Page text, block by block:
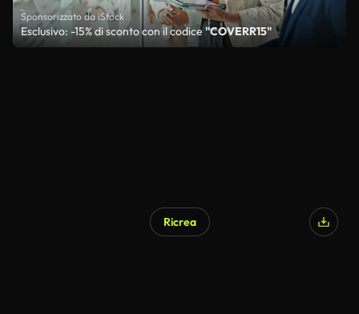
Sponsorizzato da iStock
Esclusivo: -15% di sconto con il codice "COVERR15"
Ricrea